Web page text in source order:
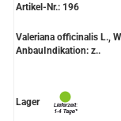
Artikel-Nr.: 196
Valeriana officinalis L.,
AnbauIndikation: z..
Lager